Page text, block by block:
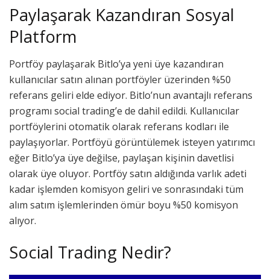
Paylaşarak Kazandıran Sosyal
Platform
Portföy paylaşarak Bitlo’ya yeni üye kazandıran
kullanıcılar satın alınan portföyler üzerinden %50
referans geliri elde ediyor. Bitlo’nun avantajlı referans
programı social trading’e de dahil edildi. Kullanıcılar
portföylerini otomatik olarak referans kodları ile
paylaşıyorlar. Portföyü görüntülemek isteyen yatırımcı
eğer Bitlo’ya üye değilse, paylaşan kişinin davetlisi
olarak üye oluyor. Portföy satın aldığında varlık adeti
kadar işlemden komisyon geliri ve sonrasındaki tüm
alım satım işlemlerinden ömür boyu %50 komisyon
alıyor.
Social Trading Nedir?